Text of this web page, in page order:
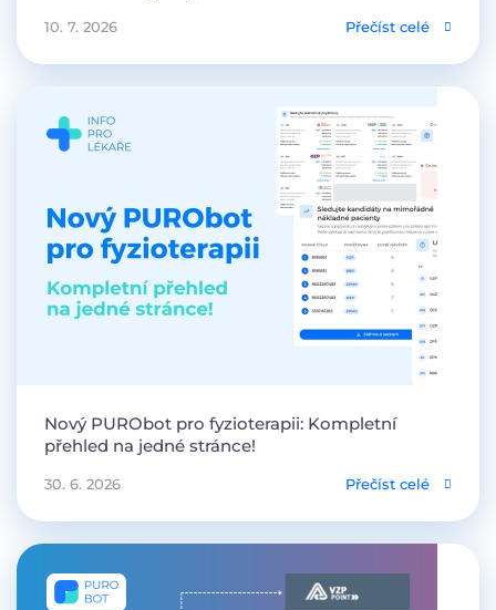
10. 7. 2026 Přečíst celé
Nový PURObot pro fyzioterapii: Kompletní
přehled na jedné stránce!
30. 6. 2026 Přečíst celé